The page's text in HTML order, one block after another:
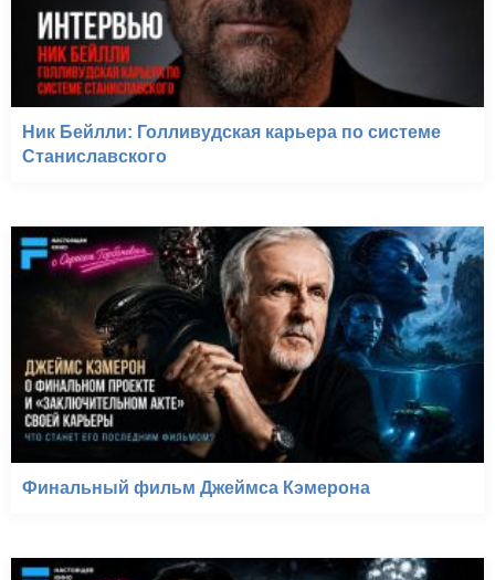
Ник Бейлли: Голливудская карьера по системе
Станиславского
Финальный фильм Джеймса Кэмерона